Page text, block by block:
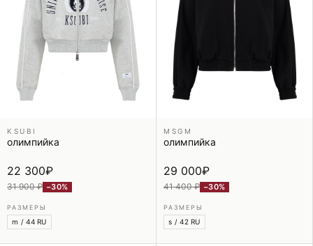
KSUBI
олимпийка
22 300₽
31 900 ₽ −30%
РАЗМЕРЫ
m / 44 RU
MSGM
олимпийка
29 000₽
41 400 ₽ −30%
РАЗМЕРЫ
s / 42 RU